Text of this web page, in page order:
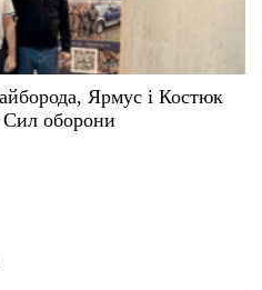
Ярмус і Костюк
Сил оборони